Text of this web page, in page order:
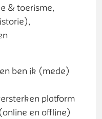
& toerisme,
ben ik (mede)
platform
en offline)